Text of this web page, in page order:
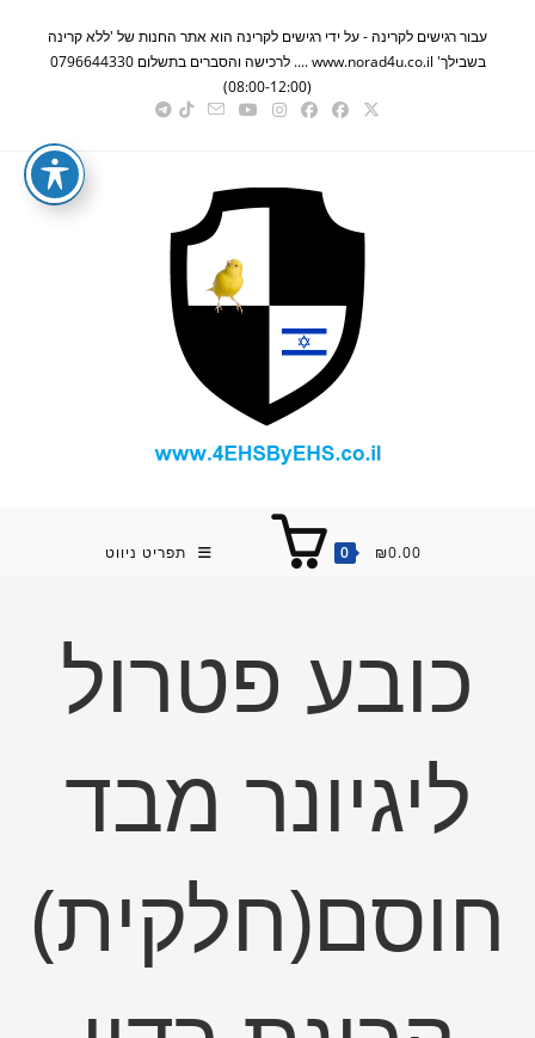
content
עבור רגישים לקרינה - על ידי רגישים לקרינה הוא אתר החנות של 'ללא קרינה
בשבילך' www.norad4u.co.il .... לרכישה והסברים בתשלום 0796644330
(08:00-12:00)
0 ₪0.00 תפריט ניווט
כובע פטרול
ליגיונר מבד
חוסם(חלקית)